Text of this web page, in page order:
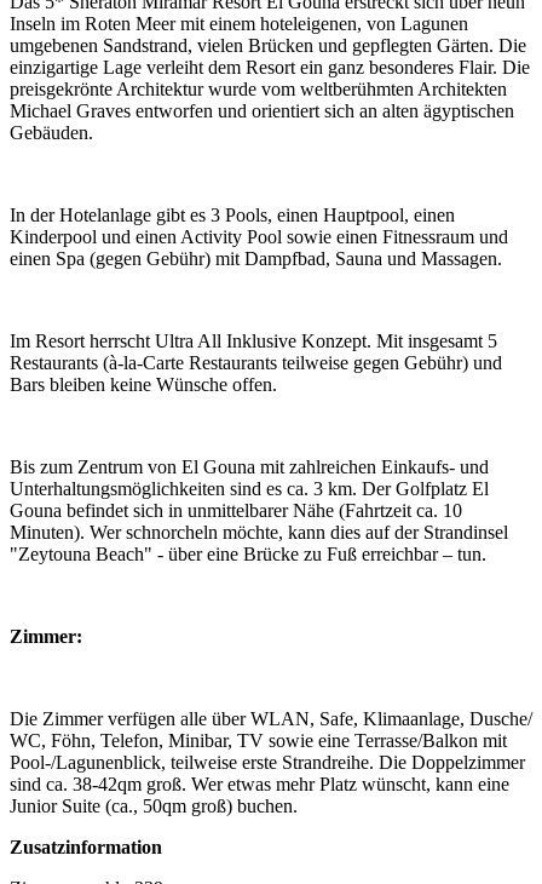
Inseln im Roten Meer mit einem hoteleigenen, von Lagunen
umgebenen Sandstrand, vielen Brücken und gepflegten Gärten. Die
einzigartige Lage verleiht dem Resort ein ganz besonderes Flair. Die
preisgekrönte Architektur wurde vom weltberühmten Architekten
Michael Graves entworfen und orientiert sich an alten ägyptischen
Gebäuden.
In der Hotelanlage gibt es 3 Pools, einen Hauptpool, einen
Kinderpool und einen Activity Pool sowie einen Fitnessraum und
einen Spa (gegen Gebühr) mit Dampfbad, Sauna und Massagen.
Im Resort herrscht Ultra All Inklusive Konzept. Mit insgesamt 5
Restaurants (à-la-Carte Restaurants teilweise gegen Gebühr) und
Bars bleiben keine Wünsche offen.
Bis zum Zentrum von El Gouna mit zahlreichen Einkaufs- und
Unterhaltungsmöglichkeiten sind es ca. 3 km. Der Golfplatz El
Gouna befindet sich in unmittelbarer Nähe (Fahrtzeit ca. 10
Minuten). Wer schnorcheln möchte, kann dies auf der Strandinsel
"Zeytouna Beach" - über eine Brücke zu Fuß erreichbar – tun.
Zimmer:
Die Zimmer verfügen alle über WLAN, Safe, Klimaanlage, Dusche/
WC, Föhn, Telefon, Minibar, TV sowie eine Terrasse/Balkon mit
Pool-/Lagunenblick, teilweise erste Strandreihe. Die Doppelzimmer
sind ca. 38-42qm groß. Wer etwas mehr Platz wünscht, kann eine
Junior Suite (ca., 50qm groß) buchen.
Zusatzinformation